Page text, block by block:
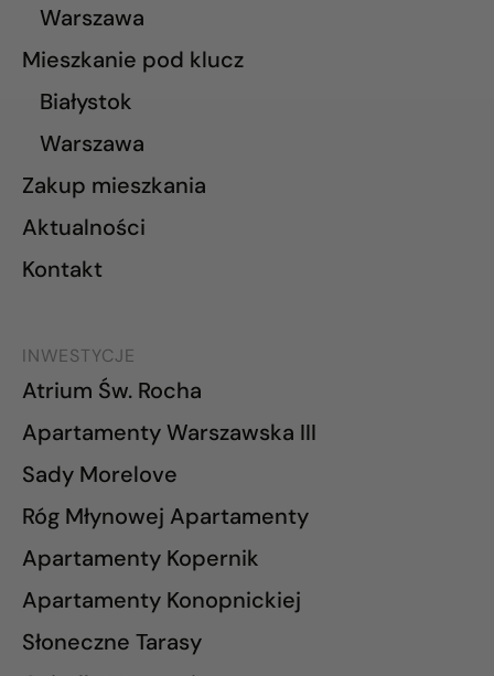
Warszawa
Mieszkanie pod klucz
Białystok
Warszawa
Zakup mieszkania
Aktualności
Kontakt
INWESTYCJE
Atrium Św. Rocha
Apartamenty Warszawska III
Sady Morelove
Róg Młynowej Apartamenty
Apartamenty Kopernik
Apartamenty Konopnickiej
Słoneczne Tarasy